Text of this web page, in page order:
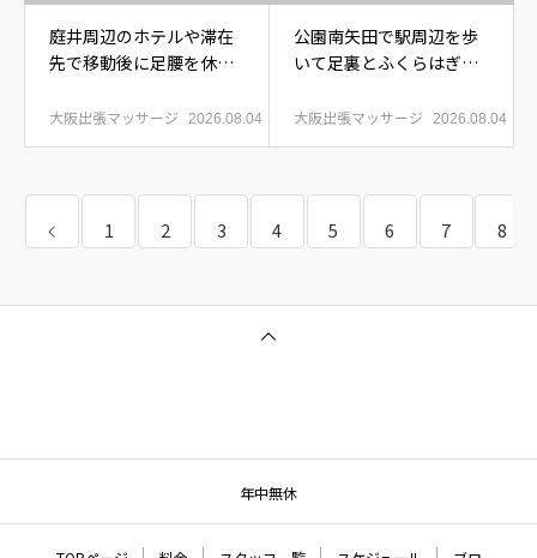
庭井周辺のホテルや滞在
先で移動後に足腰を休め
大阪出張マッサージ 2026.08.04
公園南矢田で駅周辺を歩
いて足裏とふくらはぎが
大阪出張マッサージ 2026.08.04
1 2 3 4 5 6 7 8
年中無休